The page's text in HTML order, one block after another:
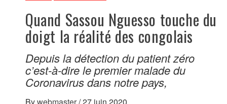
Quand Sassou Nguesso touche du
doigt la réalité des congolais
Depuis la détection du patient zéro
c’est-à-dire le premier malade du
Coronavirus dans notre pays,